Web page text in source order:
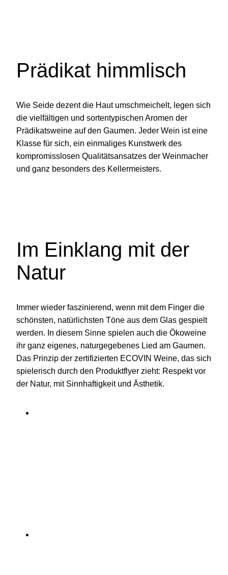
Prädikat himmlisch
Wie Seide dezent die Haut umschmeichelt, legen sich
die vielfältigen und sortentypischen Aromen der
Prädikatsweine auf den Gaumen. Jeder Wein ist eine
Klasse für sich, ein einmaliges Kunstwerk des
kompromisslosen Qualitätsansatzes der Weinmacher
und ganz besonders des Kellermeisters.
Im Einklang mit der
Natur
Immer wieder faszinierend, wenn mit dem Finger die
schönsten, natürlichsten Töne aus dem Glas gespielt
werden. In diesem Sinne spielen auch die Ökoweine
ihr ganz eigenes, naturgegebenes Lied am Gaumen.
Das Prinzip der zertifizierten ECOVIN Weine, das sich
spielerisch durch den Produktflyer zieht: Respekt vor
der Natur, mit Sinnhaftigkeit und Ästhetik.